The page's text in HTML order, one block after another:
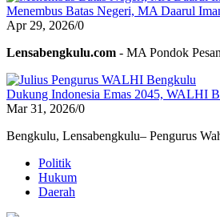
Menembus Batas Negeri, MA Daarul
Apr 29, 2026/0
Lensabengkulu.com - MA Pondok
Dukung Indonesia Emas 2045, WALHI
Mar 31, 2026/0
Bengkulu, Lensabengkulu– Pengurus
Politik
Hukum
Daerah